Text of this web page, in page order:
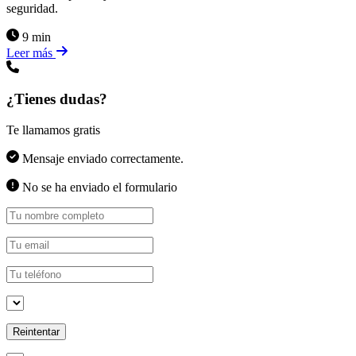
seguridad.
9 min
Leer más
¿Tienes dudas?
Te llamamos gratis
Mensaje enviado correctamente.
No se ha enviado el formulario
Reintentar